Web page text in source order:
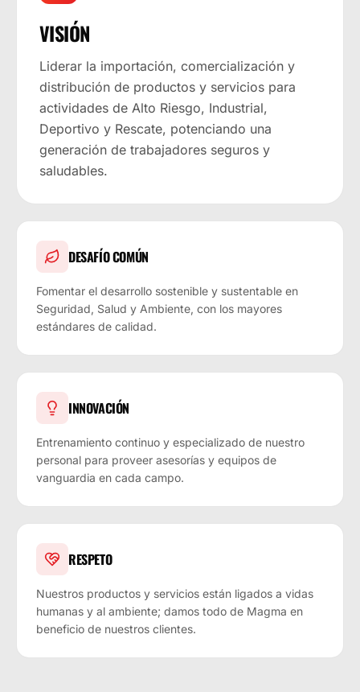
VISIÓN
Liderar la importación, comercialización y
distribución de productos y servicios para
actividades de Alto Riesgo, Industrial,
Deportivo y Rescate, potenciando una
generación de trabajadores seguros y
saludables.
DESAFÍO COMÚN
Fomentar el desarrollo sostenible y sustentable en
Seguridad, Salud y Ambiente, con los mayores
estándares de calidad.
INNOVACIÓN
Entrenamiento continuo y especializado de nuestro
personal para proveer asesorías y equipos de
vanguardia en cada campo.
RESPETO
Nuestros productos y servicios están ligados a vidas
humanas y al ambiente; damos todo de Magma en
beneficio de nuestros clientes.